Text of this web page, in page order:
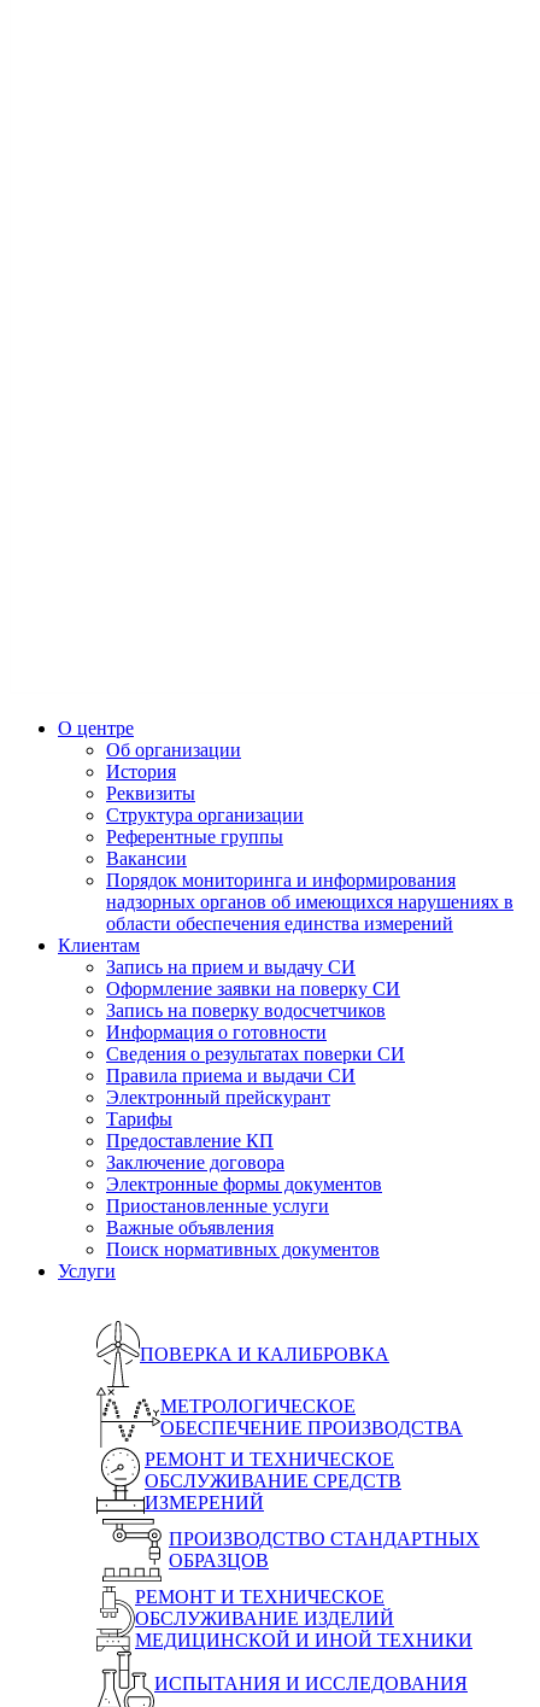
О центре
Об организации
История
Реквизиты
Структура организации
Референтные группы
Вакансии
Порядок мониторинга и информирования
надзорных органов об имеющихся нарушениях в
области обеспечения единства измерений
Клиентам
Запись на прием и выдачу СИ
Оформление заявки на поверку СИ
Запись на поверку водосчетчиков
Информация о готовности
Сведения о результатах поверки СИ
Правила приема и выдачи СИ
Электронный прейскурант
Тарифы
Предоставление КП
Заключение договора
Электронные формы документов
Приостановленные услуги
Важные объявления
Поиск нормативных документов
Услуги
ПОВЕРКА И КАЛИБРОВКА
МЕТРОЛОГИЧЕСКОЕ
ОБЕСПЕЧЕНИЕ ПРОИЗВОДСТВА
РЕМОНТ И ТЕХНИЧЕСКОЕ
ОБСЛУЖИВАНИЕ СРЕДСТВ
ИЗМЕРЕНИЙ
ПРОИЗВОДСТВО СТАНДАРТНЫХ
ОБРАЗЦОВ
РЕМОНТ И ТЕХНИЧЕСКОЕ
ОБСЛУЖИВАНИЕ ИЗДЕЛИЙ
МЕДИЦИНСКОЙ И ИНОЙ ТЕХНИКИ
ИСПЫТАНИЯ И ИССЛЕДОВАНИЯ